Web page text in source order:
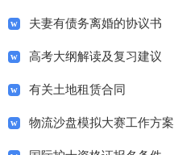
夫妻有债务离婚的协议书
高考大纲解读及复习建议
有关土地租赁合同
物流沙盘模拟大赛工作方案